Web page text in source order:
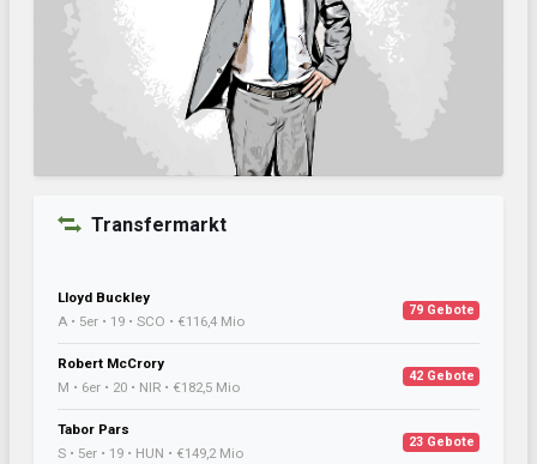
Transfermarkt
Lloyd Buckley
A • 5er • 19 • SCO • €116,4 Mio
79 Gebote
Robert McCrory
M • 6er • 20 • NIR • €182,5 Mio
42 Gebote
Tabor Pars
S • 5er • 19 • HUN • €149,2 Mio
23 Gebote